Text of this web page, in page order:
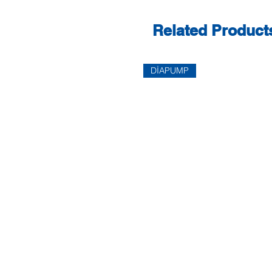
Related
DİAPUMP